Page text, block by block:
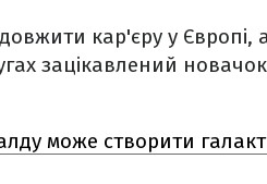
кар'єру у Європі,
зацікавлений
може створити